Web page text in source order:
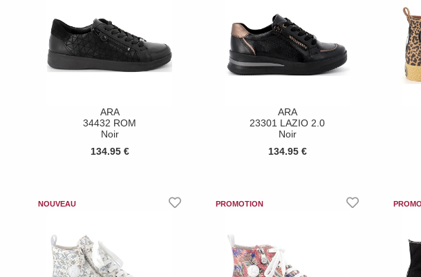
ARA
34432 ROM
Noir
134.95 €
ARA
23301 LAZIO 2.0
Noir
134.95 €